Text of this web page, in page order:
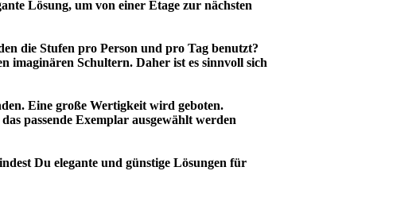
Lösung, um von einer Etage zur nächsten
die Stufen pro Person und pro Tag benutzt?
imaginären Schultern. Daher ist es sinnvoll sich
Eine große Wertigkeit wird geboten.
passende Exemplar ausgewählt werden
Du elegante und günstige Lösungen für